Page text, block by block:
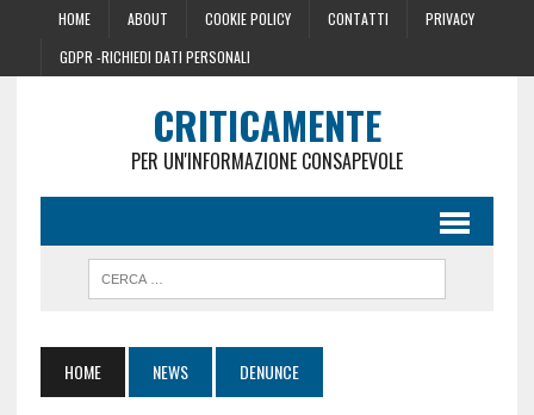
HOME ABOUT COOKIE POLICY CONTATTI
PRIVACY
GDPR -RICHIEDI DATI PERSONALI
CRITICAMENTE
PER UN'INFORMAZIONE CONSAPEVOLE
HOME NEWS DENUNCE